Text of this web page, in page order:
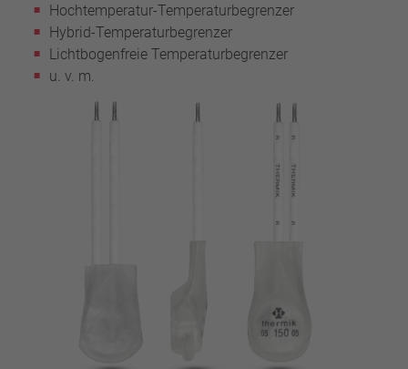
Hochtemperatur-Temperaturbegrenzer
Hybrid-Temperaturbegrenzer
Lichtbogenfreie Temperaturbegrenzer
u. v. m.